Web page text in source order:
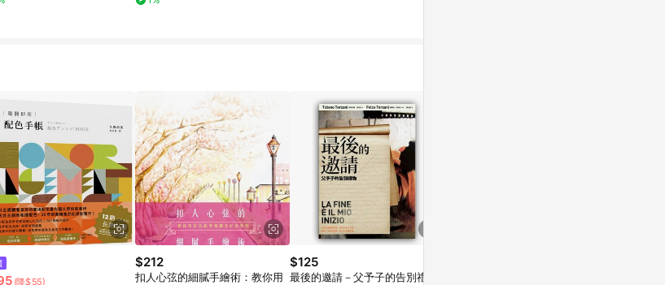
(降$55)
$212
扣人心弦的細膩手繪術：教你用
$125
最後的邀請－父予子的告別禮物